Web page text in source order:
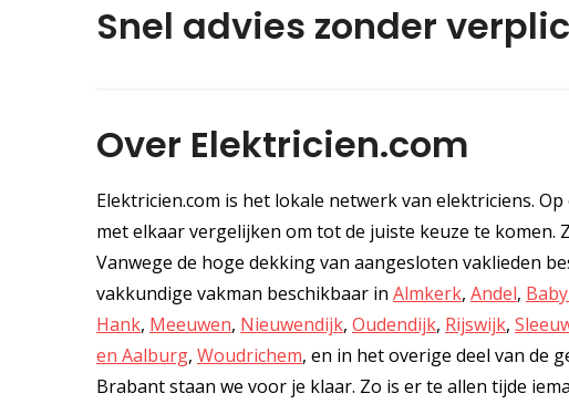
Snel advies zonder
Over Elektricien.com
Elektricien.com is het lokale netwerk van elektriciens.
met elkaar vergelijken om tot de juiste keuze te komen.
Vanwege de hoge dekking van aangesloten vaklieden
vakkundige vakman beschikbaar in Almkerk, Andel,
Hank, Meeuwen, Nieuwendijk, Oudendijk, Rijswijk,
en Aalburg, Woudrichem, en in het overige deel van de
Brabant staan we voor je klaar. Zo is er te allen tijde